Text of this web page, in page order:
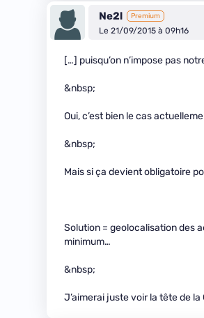
Ne2l Premium
Le 21/09/2015 à 09h16
[…] puisqu’on n’impose pas
&nbsp;
Oui, c’est bien le cas
&nbsp;
Mais si ça devient obligatoire
Solution = geolocalisation des
minimum…
&nbsp;
J’aimerai juste voir la tête de